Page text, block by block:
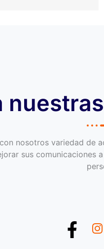
nosotros variedad de
sus comunicaciones